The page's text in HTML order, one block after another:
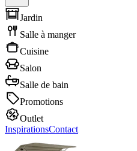
Jardin
Salle à manger
Cuisine
Salon
Salle de bain
Promotions
Outlet
InspirationsContact